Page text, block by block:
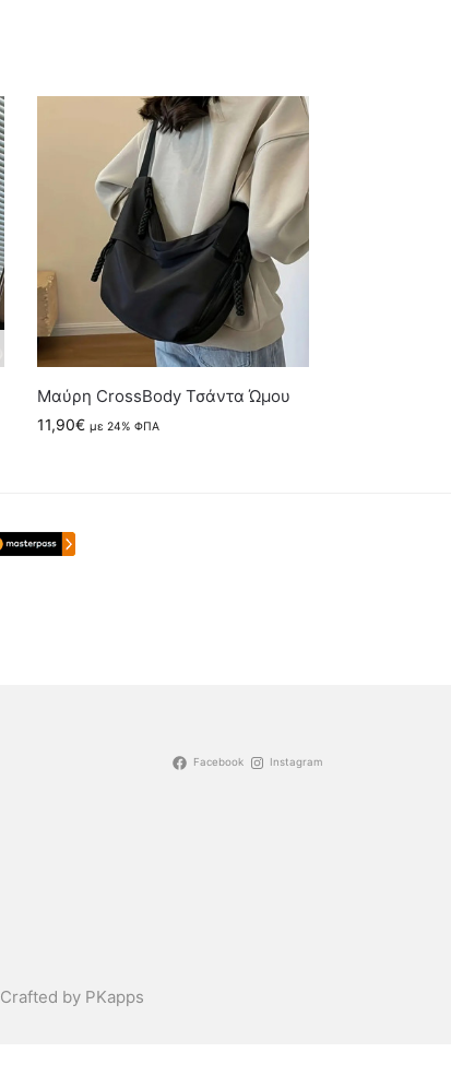
Μαύρη CrossBody Τσάντα Ώμου
11,90€ με 24% ΦΠΑ
Facebook Instagram
Crafted by PKapps